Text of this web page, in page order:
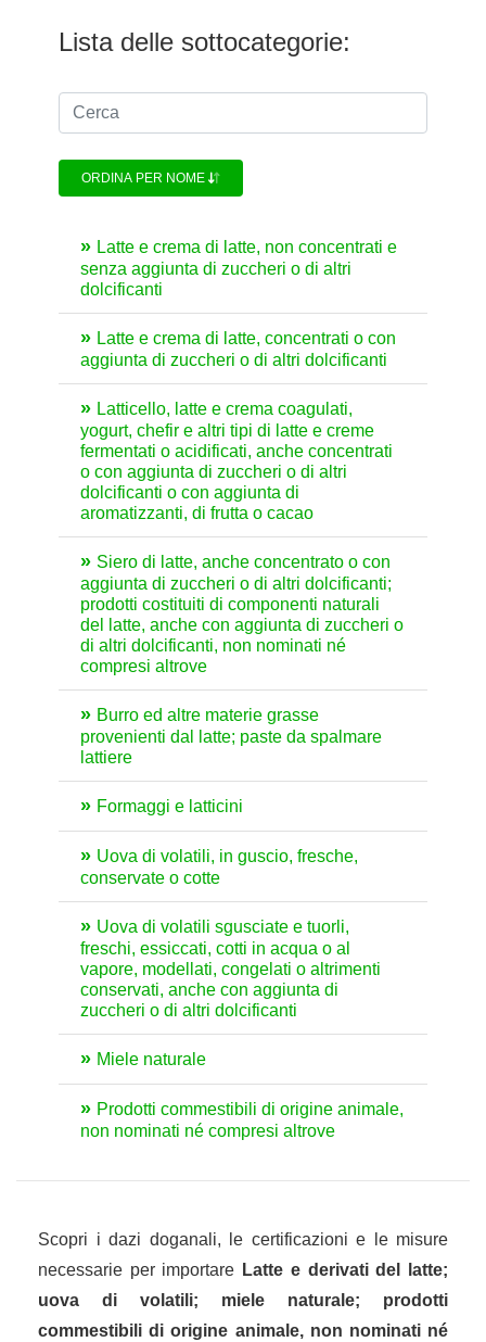
Lista delle sottocategorie:
ORDINA PER NOME
Latte e crema di latte, non concentrati e
senza aggiunta di zuccheri o di altri
dolcificanti
Latte e crema di latte, concentrati o con
aggiunta di zuccheri o di altri dolcificanti
Latticello, latte e crema coagulati,
yogurt, chefir e altri tipi di latte e creme
fermentati o acidificati, anche concentrati
o con aggiunta di zuccheri o di altri
dolcificanti o con aggiunta di
aromatizzanti, di frutta o cacao
Siero di latte, anche concentrato o con
aggiunta di zuccheri o di altri dolcificanti;
prodotti costituiti di componenti naturali
del latte, anche con aggiunta di zuccheri o
di altri dolcificanti, non nominati né
compresi altrove
Burro ed altre materie grasse
provenienti dal latte; paste da spalmare
lattiere
Formaggi e latticini
Uova di volatili, in guscio, fresche,
conservate o cotte
Uova di volatili sgusciate e tuorli,
freschi, essiccati, cotti in acqua o al
vapore, modellati, congelati o altrimenti
conservati, anche con aggiunta di
zuccheri o di altri dolcificanti
Miele naturale
Prodotti commestibili di origine animale,
non nominati né compresi altrove
Scopri i dazi doganali, le certificazioni e le misure
necessarie per importare Latte e derivati del latte;
uova di volatili; miele naturale; prodotti
commestibili di origine animale, non nominati né